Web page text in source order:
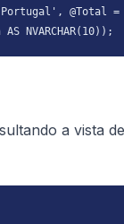
@Total =
NVARCHAR(10));
a vista